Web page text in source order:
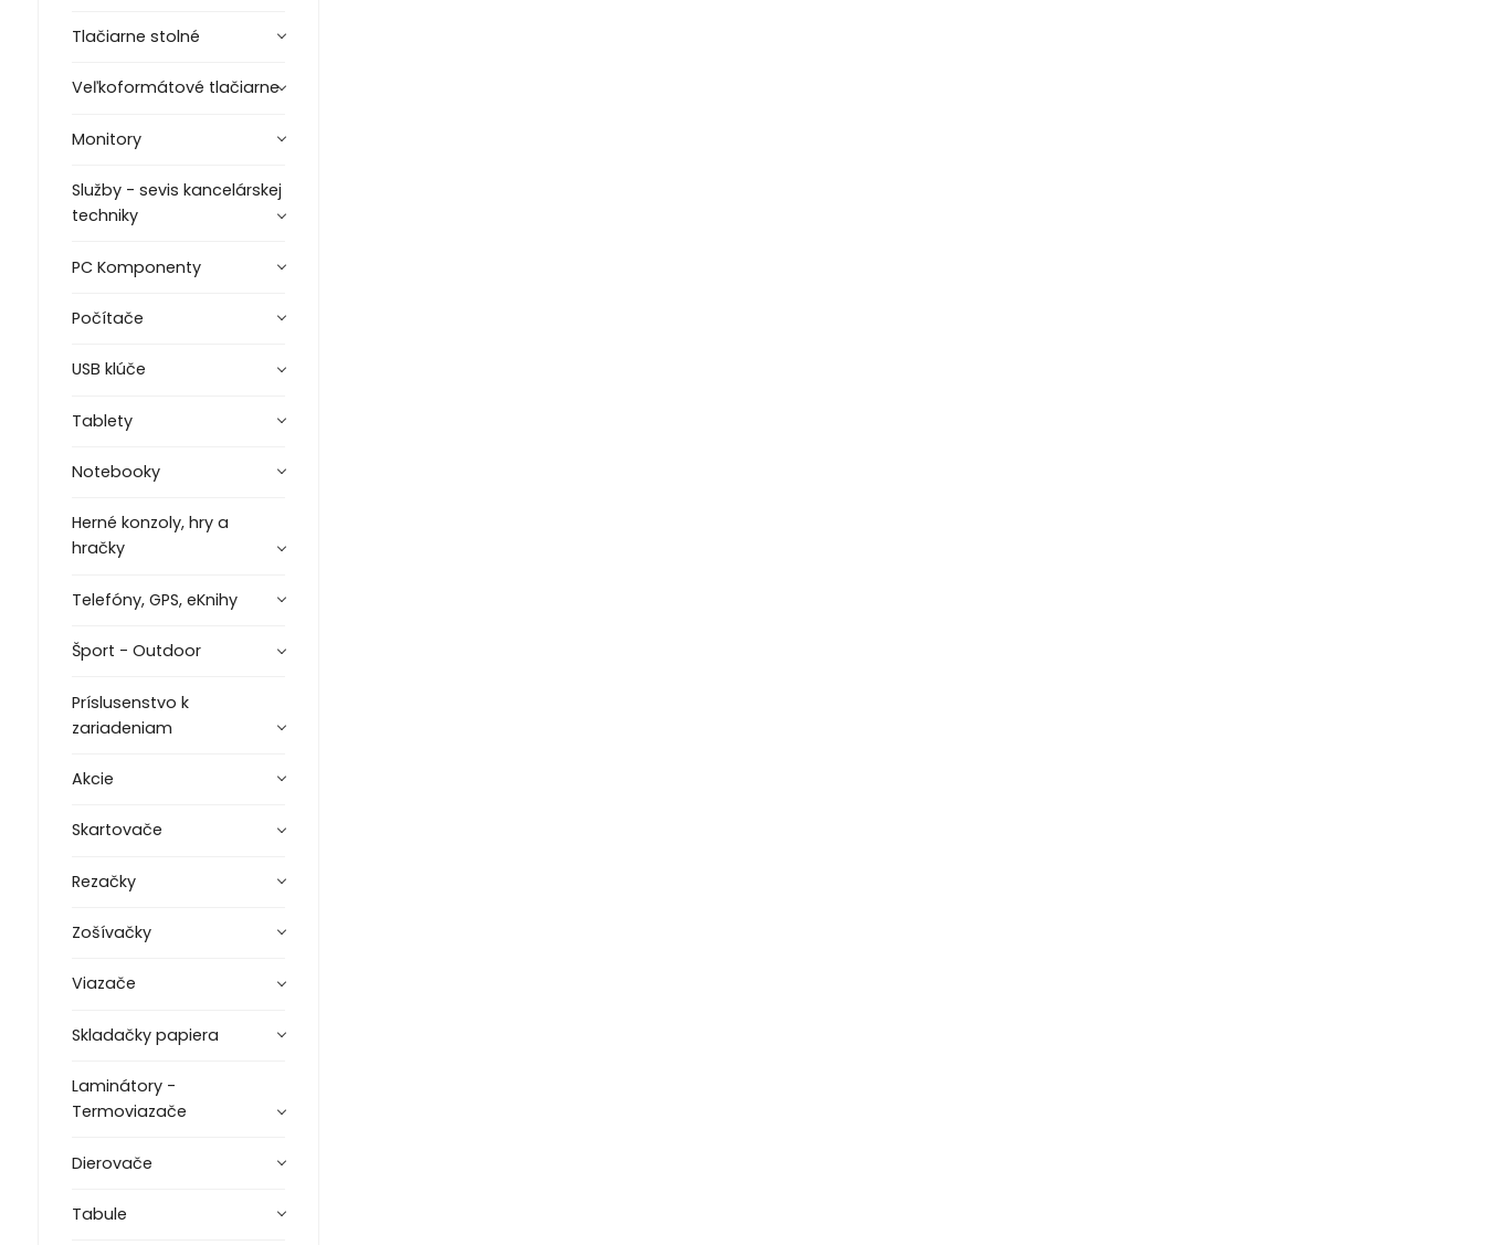
Tlačiarne stolné
Veľkoformátové tlačiarne
Monitory
Služby - sevis kancelárskej
techniky
PC Komponenty
Počítače
USB klúče
Tablety
Notebooky
Herné konzoly, hry a
hračky
Telefóny, GPS, eKnihy
Šport - Outdoor
Príslusenstvo k
zariadeniam
Akcie
Skartovače
Rezačky
Zošívačky
Viazače
Skladačky papiera
Laminátory -
Termoviazače
Dierovače
Tabule